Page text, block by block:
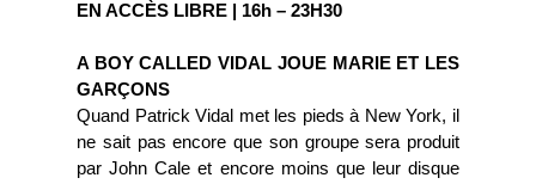
EN ACCÈS LIBRE | 16h – 23H30
A BOY CALLED VIDAL JOUE MARIE ET LES
GARÇONS
Quand Patrick Vidal met les pieds à New York, il
ne sait pas encore que son groupe sera produit
par John Cale et encore moins que leur disque